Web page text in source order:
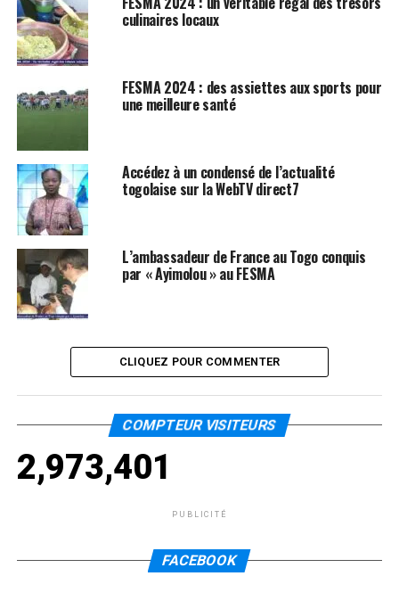
culinaires locaux
FESMA 2024 : des assiettes aux sports pour
une meilleure santé
Accédez à un condensé de l’actualité
togolaise sur la WebTV direct7
L’ambassadeur de France au Togo conquis
par « Ayimolou » au FESMA
CLIQUEZ POUR COMMENTER
COMPTEUR VISITEURS
2,973,401
PUBLICITÉ
FACEBOOK